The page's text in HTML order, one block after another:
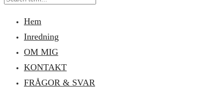
Hem
Inredning
OM MIG
KONTAKT
FRÅGOR & SVAR